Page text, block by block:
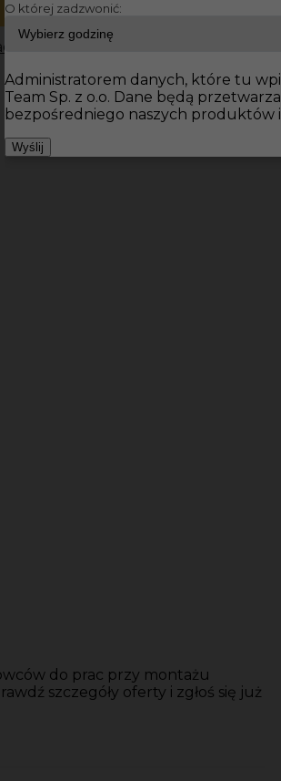
Monterzy Sinzheim
do prac przy montażu
szczegóły oferty i zgłoś się już
O której zadzwonić:
Administratorem danych, które tu
Team Sp. z o.o. Dane będą
bezpośredniego naszych produktów i
Wyślij